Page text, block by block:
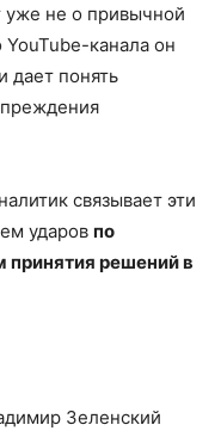
уже не о привычной
канала он
дает понять
связывает эти
ударов по
принятия решений в
Зеленский